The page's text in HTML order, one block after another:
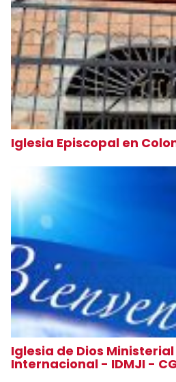
Iglesia Episcopal en
Iglesia de Dios
Internacional - IDMJI -